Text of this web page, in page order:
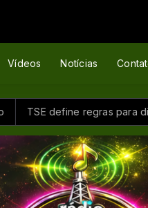
Vídeos Notícias
TSE define regras para dividir